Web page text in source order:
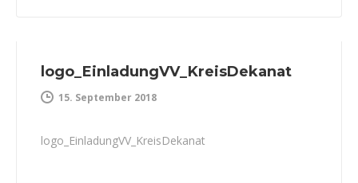
logo_EinladungVV_KreisDekanat
15. September 2018
logo_EinladungVV_KreisDekanat